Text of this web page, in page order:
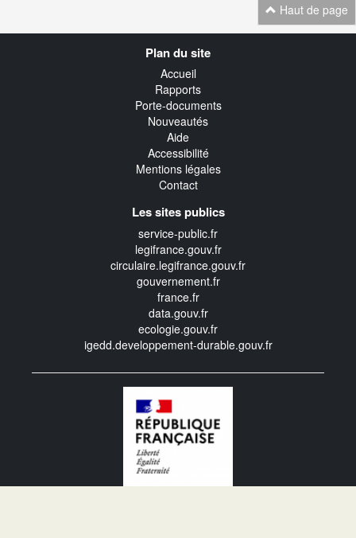
Haut de page
Plan du site
Accueil
Rapports
Porte-documents
Nouveautés
Aide
Accessibilité
Mentions légales
Contact
Les sites publics
service-public.fr
legifrance.gouv.fr
circulaire.legifrance.gouv.fr
gouvernement.fr
france.fr
data.gouv.fr
ecologie.gouv.fr
igedd.developpement-durable.gouv.fr